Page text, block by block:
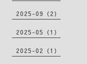
2025-09（2）
2025-05（1）
2025-02（1）